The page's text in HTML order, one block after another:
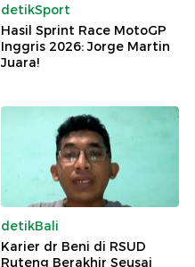
detikSport
Hasil Sprint Race MotoGP
Inggris 2026: Jorge Martin
Juara!
detikBali
Karier dr Beni di RSUD
Ruteng Berakhir Seusai